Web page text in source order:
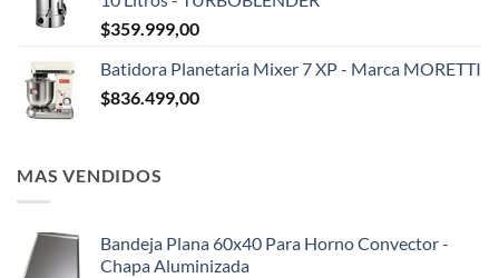
$359.999,00
Batidora Planetaria Mixer 7 XP - Marca MORETTI
$836.499,00
MAS VENDIDOS
Bandeja Plana 60x40 Para Horno Convector -
Chapa Aluminizada